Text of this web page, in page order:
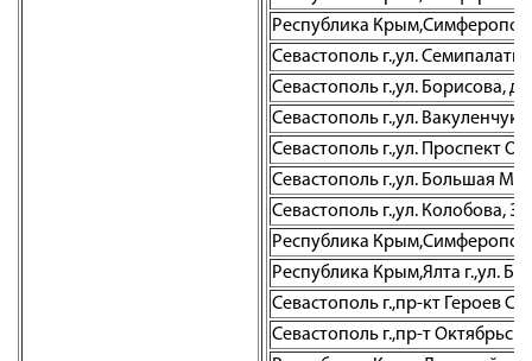
Республика Крым,Симферополь
Севастополь г.,ул.
Севастополь г.,ул. Борисова, д.
Севастополь г.,ул.
Севастополь г.,ул. Проспект
Севастополь г.,ул. Большая
Севастополь г.,ул. Колобова,
Республика
Республика Крым,Ялта г.,ул.
Севастополь г.,пр-кт Героев
Севастополь г.,пр-т